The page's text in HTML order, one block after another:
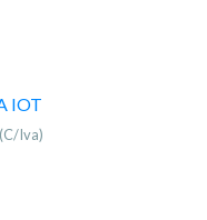
IOT
Iva)